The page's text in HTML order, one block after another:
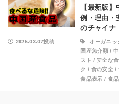
【最新版
例・理由・
のチャイナ
2025.03.07投稿 オーガニッ
国産魚介類/
スト / 安全な
ク / 食の安全/
食品表示 / 食